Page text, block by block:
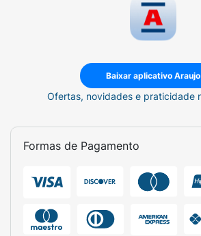
Baixar aplicativo Araujo
Ofertas, novidades e praticidade
Formas de Pagamento